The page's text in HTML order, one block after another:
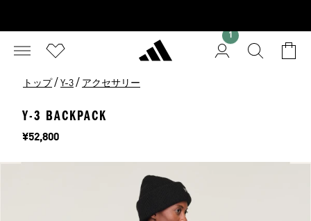
1
トップ / Y-3 / アクセサリー
Y-3 BACKPACK
価格
¥52,800